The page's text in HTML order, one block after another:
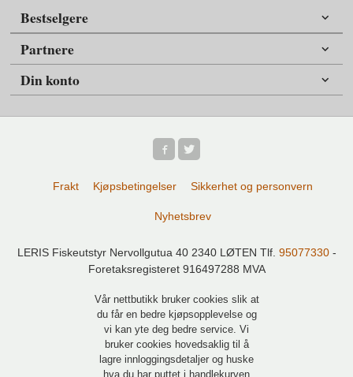
Bestselgere
Partnere
Din konto
Frakt Kjøpsbetingelser Sikkerhet og personvern
Nyhetsbrev
LERIS Fiskeutstyr Nervollgutua 40 2340 LØTEN Tlf. 95077330-
Foretaksregisteret 916497288 MVA
Vår nettbutikk bruker cookies slik at
du får en bedre kjøpsopplevelse og
vi kan yte deg bedre service. Vi
bruker cookies hovedsaklig til å
lagre innloggingsdetaljer og huske
hva du har puttet i handlekurven